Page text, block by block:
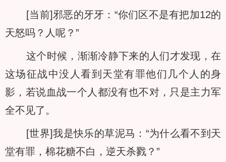
[当前]邪恶的牙牙：“你们区不是有把加12的
天怒吗？人呢？”
这个时候，渐渐冷静下来的人们才发现，在
这场征战中没人看到天堂有罪他们几个人的身
影，若说血战一个人都没有也不对，只是主力军
全不见了。
[世界]我是快乐的草泥马：“为什么看不到天
堂有罪，棉花糖不白，逆天杀戮？”